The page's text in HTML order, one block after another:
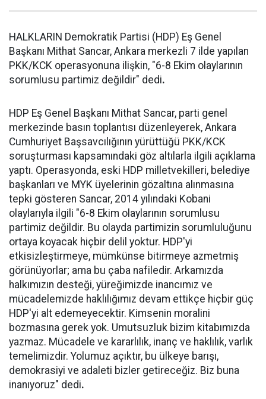
HALKLARIN Demokratik Partisi (HDP) Eş Genel
Başkanı Mithat Sancar, Ankara merkezli 7 ilde yapılan
PKK/KCK operasyonuna ilişkin, "6-8 Ekim olaylarının
sorumlusu partimiz değildir" dedi.
HDP Eş Genel Başkanı Mithat Sancar, parti genel
merkezinde basın toplantısı düzenleyerek, Ankara
Cumhuriyet Başsavcılığının yürüttüğü PKK/KCK
soruşturması kapsamındaki göz altılarla ilgili açıklama
yaptı. Operasyonda, eski HDP milletvekilleri, belediye
başkanları ve MYK üyelerinin gözaltına alınmasına
tepki gösteren Sancar, 2014 yılındaki Kobani
olaylarıyla ilgili "6-8 Ekim olaylarının sorumlusu
partimiz değildir. Bu olayda partimizin sorumluluğunu
ortaya koyacak hiçbir delil yoktur. HDP'yi
etkisizleştirmeye, mümkünse bitirmeye azmetmiş
görünüyorlar; ama bu çaba nafiledir. Arkamızda
halkımızın desteği, yüreğimizde inancımız ve
mücadelemizde haklılığımız devam ettikçe hiçbir güç
HDP'yi alt edemeyecektir. Kimsenin moralini
bozmasına gerek yok. Umutsuzluk bizim kitabımızda
yazmaz. Mücadele ve kararlılık, inanç ve haklılık, varlık
temelimizdir. Yolumuz açıktır, bu ülkeye barışı,
demokrasiyi ve adaleti bizler getireceğiz. Biz buna
inanıyoruz" dedi.